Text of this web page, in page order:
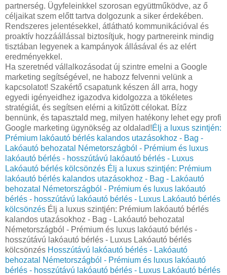
partnerség. Ügyfeleinkkel szorosan együttműködve, az ő
céljaikat szem előtt tartva dolgozunk a siker érdekében.
Rendszeres jelentésekkel, átlátható kommunikációval és
proaktív hozzáállással biztosítjuk, hogy partnereink mindig
tisztában legyenek a kampányok állásával és az elért
eredményekkel.
Ha szeretnéd vállalkozásodat új szintre emelni a Google
marketing segítségével, ne habozz felvenni velünk a
kapcsolatot! Szakértő csapatunk készen áll arra, hogy
egyedi igényeidhez igazodva kidolgozza a tökéletes
stratégiát, és segítsen elérni a kitűzött célokat. Bízz
bennünk, és tapasztald meg, milyen hatékony lehet egy profi
Google marketing ügynökség az oldalad!Élj a luxus szintjén:
Prémium lakóautó bérlés kalandos utazásokhoz - Bag -
Lakóautó behozatal Németországból - Prémium és luxus
lakóautó bérlés - hosszútávú lakóautó bérlés - Luxus
Lakóautó bérlés kölcsönzés Élj a luxus szintjén: Prémium
lakóautó bérlés kalandos utazásokhoz - Bag - Lakóautó
behozatal Németországból - Prémium és luxus lakóautó
bérlés - hosszútávú lakóautó bérlés - Luxus Lakóautó bérlés
kölcsönzés Élj a luxus szintjén: Prémium lakóautó bérlés
kalandos utazásokhoz - Bag - Lakóautó behozatal
Németországból - Prémium és luxus lakóautó bérlés -
hosszútávú lakóautó bérlés - Luxus Lakóautó bérlés
kölcsönzés Hosszútávú lakóautó bérlés - Lakóautó
behozatal Németországból - Prémium és luxus lakóautó
bérlés - hosszútávú lakóautó bérlés - Luxus Lakóautó bérlés